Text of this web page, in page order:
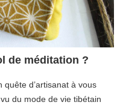
de méditation ?
d’artisanat à vous
du mode de vie tibétain